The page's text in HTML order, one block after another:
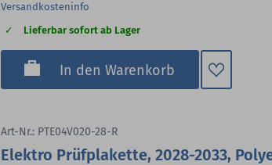
Versandkosteninfo
Lieferbar sofort ab Lager
In den Warenkorb
Zum
Art-Nr.: PTE04V020-28-R
Elektro Prüfplakette, 2028-2033,